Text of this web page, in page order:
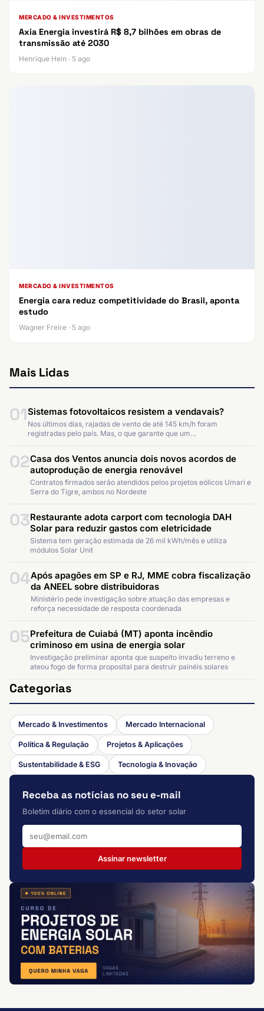
MERCADO & INVESTIMENTOS
Axia Energia investirá R$ 8,7 bilhões em obras de
transmissão até 2030
Henrique Hein · 5 ago
MERCADO & INVESTIMENTOS
Energia cara reduz competitividade do Brasil, aponta
estudo
Wagner Freire · 5 ago
Mais Lidas
01Sistemas fotovoltaicos resistem a vendavais?
Nos últimos dias, rajadas de vento de até 145 km/h foram
registradas pelo país. Mas, o que garante que um…
02Casa dos Ventos anuncia dois novos acordos de
autoprodução de energia renovável
Contratos firmados serão atendidos pelos projetos eólicos Umari e
Serra do Tigre, ambos no Nordeste
03Restaurante adota carport com tecnologia DAH
Solar para reduzir gastos com eletricidade
Sistema tem geração estimada de 26 mil kWh/mês e utiliza
módulos Solar Unit
04Após apagões em SP e RJ, MME cobra fiscalização
da ANEEL sobre distribuidoras
Ministério pede investigação sobre atuação das empresas e
reforça necessidade de resposta coordenada
05Prefeitura de Cuiabá (MT) aponta incêndio
criminoso em usina de energia solar
Investigação preliminar aponta que suspeito invadiu terreno e
ateou fogo de forma proposital para destruir painéis solares
Categorias
Mercado & Investimentos Mercado Internacional
Política & Regulação Projetos & Aplicações
Sustentabilidade & ESG Tecnologia & Inovação
Receba as notícias no seu e-mail
Boletim diário com o essencial do setor solar
Assinar newsletter